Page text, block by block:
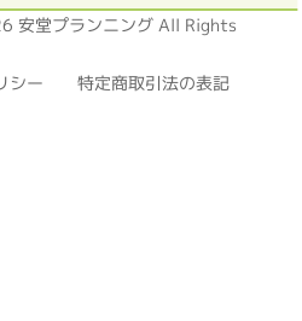
堂プランニング All Rights
シー 特定商取引法の表記